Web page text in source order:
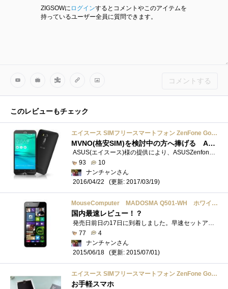
ZIGSOWに ログインするとコメントやこのアイテムを
持っているユーザー全員に質問できます。
コメントする
このレビューもチェック
エイスース SIMフリースマートフォン ZenFone Go ブラック ZB551KL-BK16
MVNO(格安SIM)を検討中の方へ捧げる ASUS Zenfone Go 完全攻略マスター
ASUS(エイスース)様の提供により、ASUSZenfoneGo(ZB551KL)のレビューをお送りします。4月2日に発売になったばかりのASUSの最新機種です。 仕様はこんな...
93
10
ナンチャンさん
2016/04/22
(更新: 2017/03/19)
MouseComputer MADOSMA Q501-WH ホワイト WindowsPhone SIMフリー
国内最速レビュー！？
発売日前日の17日に到着しました。早速セットアップ。WindowsPhoneは2台目なので、ものの3分ほどでセットアップ完了。第一印象。画面がとてもキ�...
77
4
ナンチャンさん
2015/06/18
(更新: 2015/07/01)
エイスース SIMフリースマートフォン ZenFone Go ブラック ZB551KL-BK16
お手軽スマホ